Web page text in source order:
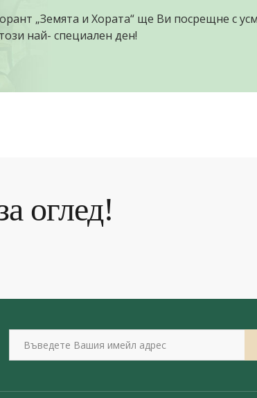
„Земята и Хората“ ще Ви посрещнe с
най- специален ден!
оглед!